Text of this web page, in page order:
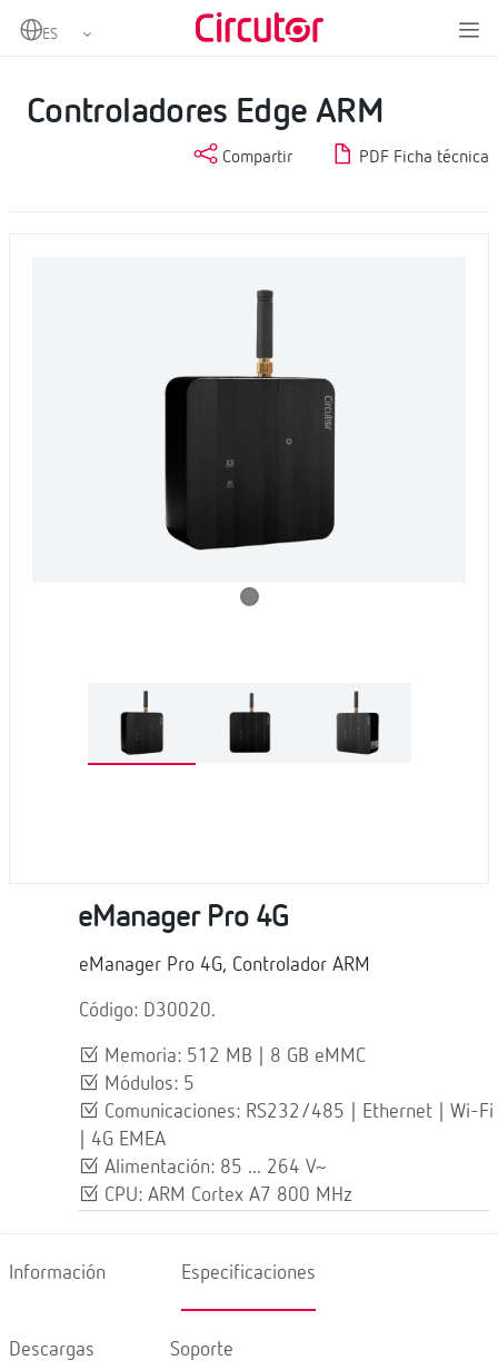
Home
IoT Industrial y Automatización
Controladores Edge ARM
Compartir PDF Ficha técnica
eManager Pro 4G
eManager Pro 4G, Controlador ARM
Código: D30020.
Memoria: 512 MB | 8 GB eMMC
Módulos: 5
Comunicaciones: RS232/485 | Ethernet | Wi-Fi
| 4G EMEA
Alimentación: 85 ... 264 V~
CPU: ARM Cortex A7 800 MHz
Información Especificaciones
Descargas Soporte